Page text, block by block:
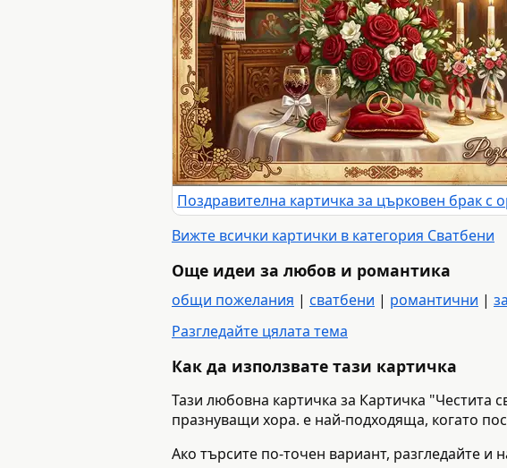
Вижте всички картички в категория Сватбени
Още идеи за любов и романтика
общи пожелания | сватбени | романтични |
Разгледайте цялата тема
Как да използвате тази картичка
Тази любовна картичка за Картичка
празнуващи хора. е най-подходяща, когато
Ако търсите по-точен вариант, разгледайте и